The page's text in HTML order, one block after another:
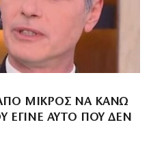
ΜΙΚΡΌΣ ΝΑ ΚΆΝΩ
ΈΓΙΝΕ ΑΥΤΌ ΠΟΥ ΔΕΝ